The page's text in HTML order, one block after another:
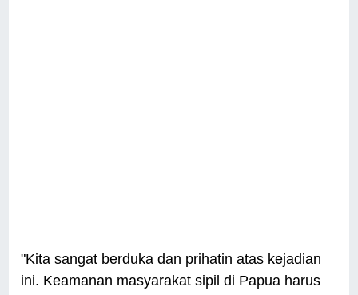
"Kita sangat berduka dan prihatin atas kejadian
ini. Keamanan masyarakat sipil di Papua harus